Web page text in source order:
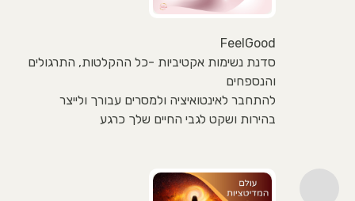
FeelGood
סדנת נשימות אקטיביות -כל ההקלטות, התרגולים
והנספחים
להתחבר לאינטואיציה ולמסרים עבורך ולייצר
בהירות ושקט לגבי החיים שלך כרגע